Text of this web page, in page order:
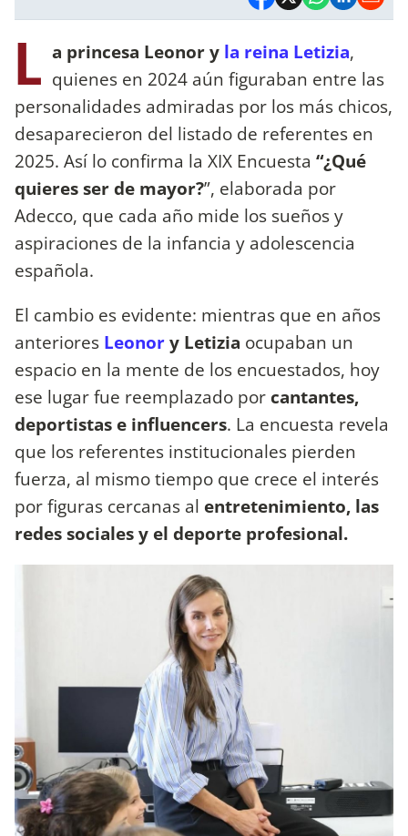
L a princesa Leonor y la reina Letizia,
quienes en 2024 aún figuraban entre las
personalidades admiradas por los más chicos,
desaparecieron del listado de referentes en
2025. Así lo confirma la XIX Encuesta “¿Qué
quieres ser de mayor?”, elaborada por
Adecco, que cada año mide los sueños y
aspiraciones de la infancia y adolescencia
española.
El cambio es evidente: mientras que en años
anteriores Leonory Letizia ocupaban un
espacio en la mente de los encuestados, hoy
ese lugar fue reemplazado por cantantes,
deportistas e influencers. La encuesta revela
que los referentes institucionales pierden
fuerza, al mismo tiempo que crece el interés
por figuras cercanas al entretenimiento, las
redes sociales y el deporte profesional.